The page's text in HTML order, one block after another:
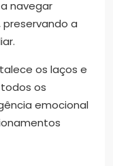
navegar
a
os laços e
os
emocional